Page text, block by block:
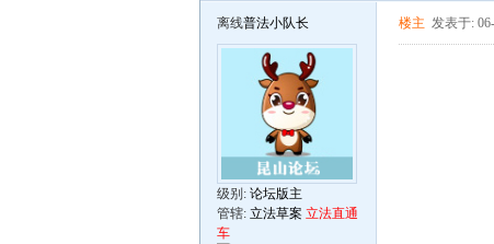
离线普法小队长
级别: 论坛版主
管辖: 立法草案 立法直通
车
楼主 发表于: